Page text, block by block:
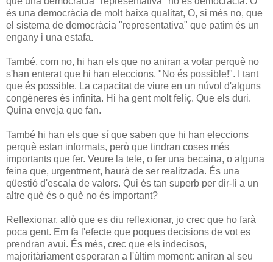
és una democràcia de molt baixa qualitat, O, si més no, que
el sistema de democràcia "representativa" que patim és un
engany i una estafa.
També, com no, hi han els que no aniran a votar perquè no
s'han enterat que hi han eleccions. "No és possible!". I tant
que és possible. La capacitat de viure en un núvol d'alguns
congèneres és infinita. Hi ha gent molt feliç. Que els duri.
Quina enveja que fan.
També hi han els que sí que saben que hi han eleccions
perquè estan informats, però que tindran coses més
importants que fer. Veure la tele, o fer una becaina, o alguna
feina que, urgentment, haurà de ser realitzada. És una
qüestió d'escala de valors. Qui és tan superb per dir-li a un
altre què és o què no és important?
Reflexionar, allò que es diu reflexionar, jo crec que ho farà
poca gent. Em fa l'efecte que poques decisions de vot es
prendran avui. És més, crec que els indecisos,
majoritàriament esperaran a l'últim moment: aniran al seu